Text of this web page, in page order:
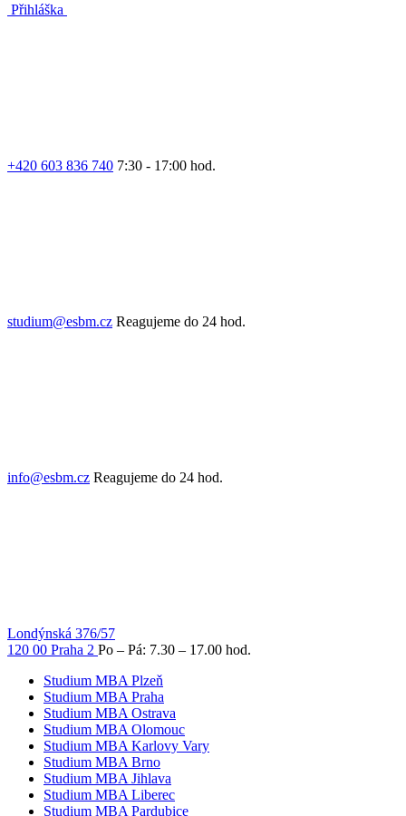
Přihláška
+420 603 836 740 7:30 - 17:00 hod.
studium@esbm.cz Reagujeme do 24 hod.
info@esbm.cz Reagujeme do 24 hod.
Londýnská 376/57
120 00 Praha 2 Po – Pá: 7.30 – 17.00 hod.
Studium MBA Plzeň
Studium MBA Praha
Studium MBA Ostrava
Studium MBA Olomouc
Studium MBA Karlovy Vary
Studium MBA Brno
Studium MBA Jihlava
Studium MBA Liberec
Studium MBA Pardubice